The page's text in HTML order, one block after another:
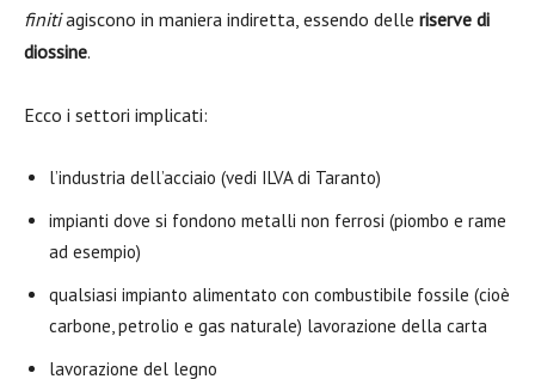
finitiagiscono in maniera indiretta, essendo delle riserve di
diossine.
Ecco i settori implicati:
l’industria dell’acciaio (vedi ILVA di Taranto)
impianti dove si fondono metalli non ferrosi (piombo e rame
ad esempio)
qualsiasi impianto alimentato con combustibile fossile (cioè
carbone, petrolio e gas naturale) lavorazione della carta
lavorazione del legno